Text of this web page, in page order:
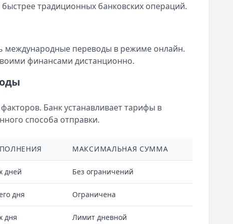
традиционных банковских операций.
международные переводы в режиме онлайн.
финансами дистанционно.
Банк устанавливает тарифы в
способа отправки.
МАКСИМАЛЬНАЯ СУММА
дней Без ограничений
дня Ограничена
дня Лимит дневной